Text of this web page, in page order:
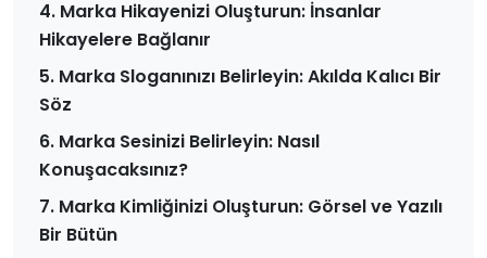
4. Marka Hikayenizi Oluşturun: İnsanlar
Hikayelere Bağlanır
5. Marka Sloganınızı Belirleyin: Akılda Kalıcı Bir
Söz
6. Marka Sesinizi Belirleyin: Nasıl
Konuşacaksınız?
7. Marka Kimliğinizi Oluşturun: Görsel ve Yazılı
Bir Bütün